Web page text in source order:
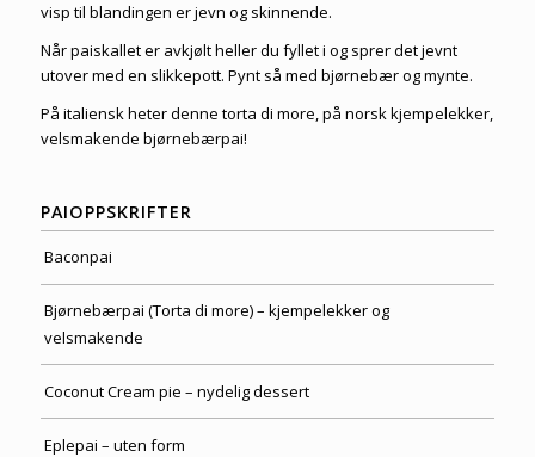
visp til blandingen er jevn og skinnende.
Når paiskallet er avkjølt heller du fyllet i og sprer det jevnt
utover med en slikkepott. Pynt så med bjørnebær og mynte.
På italiensk heter denne torta di more, på norsk kjempelekker,
velsmakende bjørnebærpai!
PAIOPPSKRIFTER
Baconpai
Bjørnebærpai (Torta di more) – kjempelekker og
velsmakende
Coconut Cream pie – nydelig dessert
Eplepai – uten form